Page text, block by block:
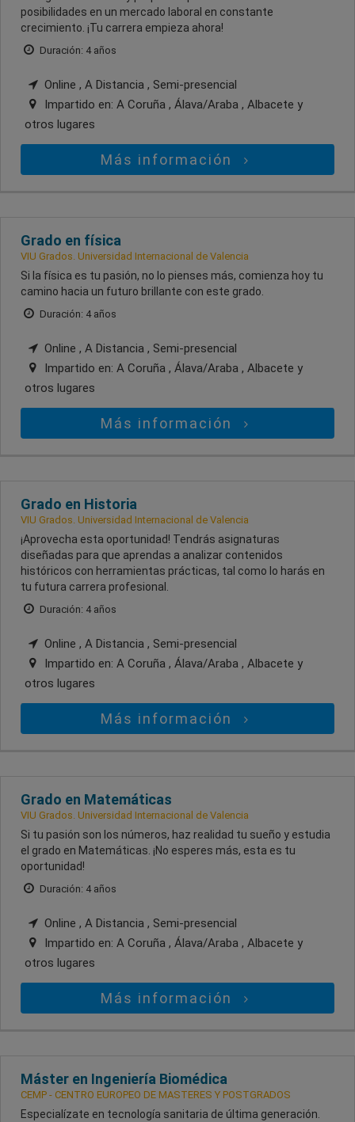
posibilidades en un mercado laboral en constante
crecimiento. ¡Tu carrera empieza ahora!
Duración: 4 años
Online , A Distancia , Semi-presencial
Impartido en: A Coruña , Álava/Araba , Albacete y
otros lugares
Más información
Grado en física
VIU Grados. Universidad Internacional de Valencia
Si la física es tu pasión, no lo pienses más, comienza hoy tu
camino hacia un futuro brillante con este grado.
Duración: 4 años
Online , A Distancia , Semi-presencial
Impartido en: A Coruña , Álava/Araba , Albacete y
otros lugares
Más información
Grado en Historia
VIU Grados. Universidad Internacional de Valencia
¡Aprovecha esta oportunidad! Tendrás asignaturas
diseñadas para que aprendas a analizar contenidos
históricos con herramientas prácticas, tal como lo harás en
tu futura carrera profesional.
Duración: 4 años
Online , A Distancia , Semi-presencial
Impartido en: A Coruña , Álava/Araba , Albacete y
otros lugares
Más información
Grado en Matemáticas
VIU Grados. Universidad Internacional de Valencia
Si tu pasión son los números, haz realidad tu sueño y estudia
el grado en Matemáticas. ¡No esperes más, esta es tu
oportunidad!
Duración: 4 años
Online , A Distancia , Semi-presencial
Impartido en: A Coruña , Álava/Araba , Albacete y
otros lugares
Más información
Máster en Ingeniería Biomédica
CEMP - CENTRO EUROPEO DE MASTERES Y POSTGRADOS
Especialízate en tecnología sanitaria de última generación.